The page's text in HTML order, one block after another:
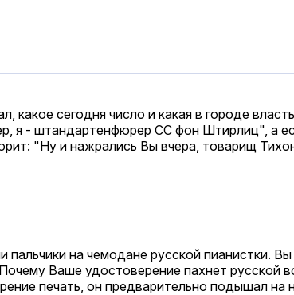
сегодня число и какая в городе
я - штандартенфюрер СС фон Штирлиц", а
"Ну и нажрались Вы вчера, товарищ
на чемодане русской пианистки.
Ваше удостоверение пахнет русской
печать, он предварительно подышал на